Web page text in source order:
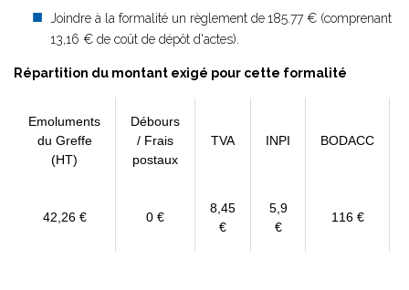
Joindre à la formalité un règlement de185.77 € (comprenant
13,16 € de coût de dépôt d'actes).
Répartition du montant exigé pour cette formalité
Emoluments
du Greffe
(HT)
Débours
/ Frais
postaux
TVA INPI BODACC
42,26 € 0 €
8,45
€
5,9
€
116 €